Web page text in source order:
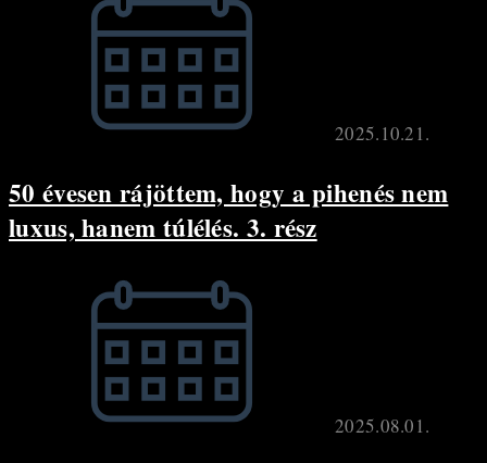
2025.10.21.
50 évesen rájöttem, hogy a pihenés nem
luxus, hanem túlélés. 3. rész
2025.08.01.